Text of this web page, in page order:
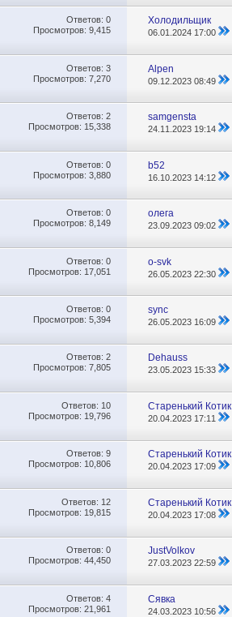
Ответов: 0
Просмотров: 9,415
Холодильщик
06.01.2024 17:00
Ответов: 3
Просмотров: 7,270
Alpen
09.12.202308:49
Ответов: 2
Просмотров: 15,338
samgensta
24.11.2023 19:14
Ответов: 0
Просмотров: 3,880
b52
16.10.2023 14:12
Ответов: 0
Просмотров: 8,149
олега
23.09.202309:02
Ответов: 0
Просмотров: 17,051
o-svk
26.05.202322:30
Ответов: 0
Просмотров: 5,394
sync
26.05.2023 16:09
Ответов: 2
Просмотров: 7,805
Dehauss
23.05.202315:33
Ответов: 10
Просмотров: 19,796
Старенький Котик
20.04.2023 17:11
Ответов: 9
Просмотров: 10,806
Старенький Котик
20.04.2023 17:09
Ответов: 12
Просмотров: 19,815
Старенький Котик
20.04.2023 17:08
Ответов: 0
Просмотров: 44,450
JustVolkov
27.03.202322:59
Ответов: 4
Просмотров: 21,961
Сявка
24.03.2023 10:56